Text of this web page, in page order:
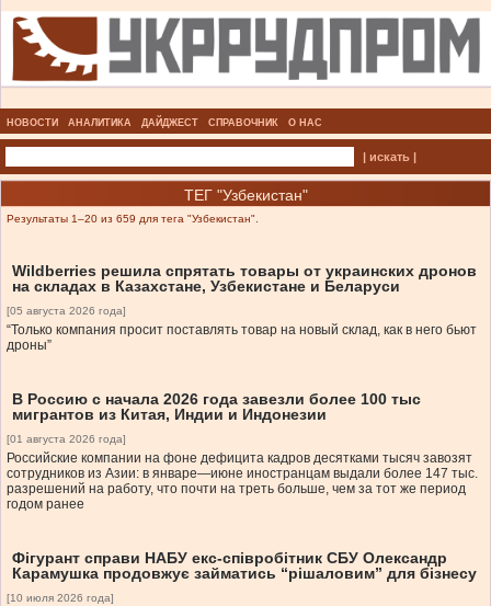
НОВОСТИ АНАЛИТИКА ДАЙДЖЕСТ СПРАВОЧНИК О НАС
| искать |
ТЕГ "Узбекистан"
Результаты 1–20 из 659 для тега "Узбекистан".
Wildberries решила спрятать товары от украинских дронов
на складах в Казахстане, Узбекистане и Беларуси
[05 августа 2026 года]
“Только компания просит поставлять товар на новый склад, как в него бьют
дроны”
В Россию с начала 2026 года завезли более 100 тыс
мигрантов из Китая, Индии и Индонезии
[01 августа 2026 года]
Российские компании на фоне дефицита кадров десятками тысяч завозят
сотрудников из Азии: в январе—июне иностранцам выдали более 147 тыс.
разрешений на работу, что почти на треть больше, чем за тот же период
годом ранее
Фігурант справи НАБУ екс-співробітник СБУ Олександр
Карамушка продовжує займатись “рішаловим” для бізнесу
[10 июля 2026 года]